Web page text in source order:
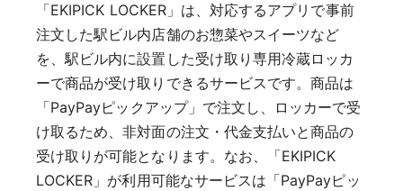
「EKIPICK LOCKER」は、対応するアプリで事前
注文した駅ビル内店舗のお惣菜やスイーツなど
を、駅ビル内に設置した受け取り専用冷蔵ロッカ
ーで商品が受け取りできるサービスです。商品は
「PayPayピックアップ」で注文し、ロッカーで受
け取るため、非対面の注文・代金支払いと商品の
受け取りが可能となります。なお、「EKIPICK
LOCKER」が利用可能なサービスは「PayPayピッ